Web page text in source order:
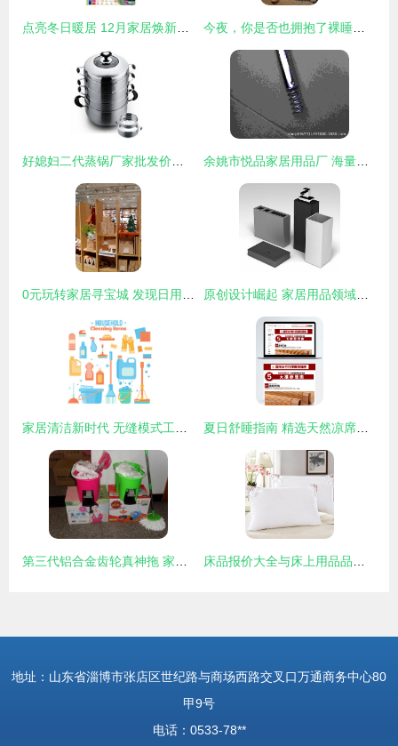
地址：山东省淄博市张店区世纪路与商场西路交叉口万通商务中心80
甲9号
电话：0533-78**